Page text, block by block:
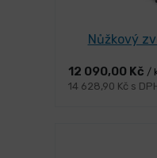
Nůžkový
12 090,00 Kč /
14 628,90 Kč s